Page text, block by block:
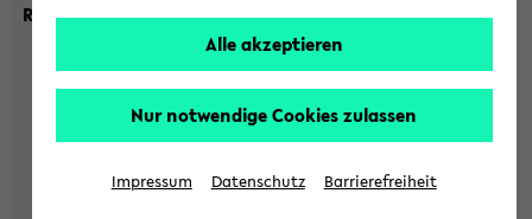
Raumkriterien:
max. Plätze:
Alle akzeptieren
Nur notwendige Cookies zulassen
Impressum Datenschutz Barrierefreiheit